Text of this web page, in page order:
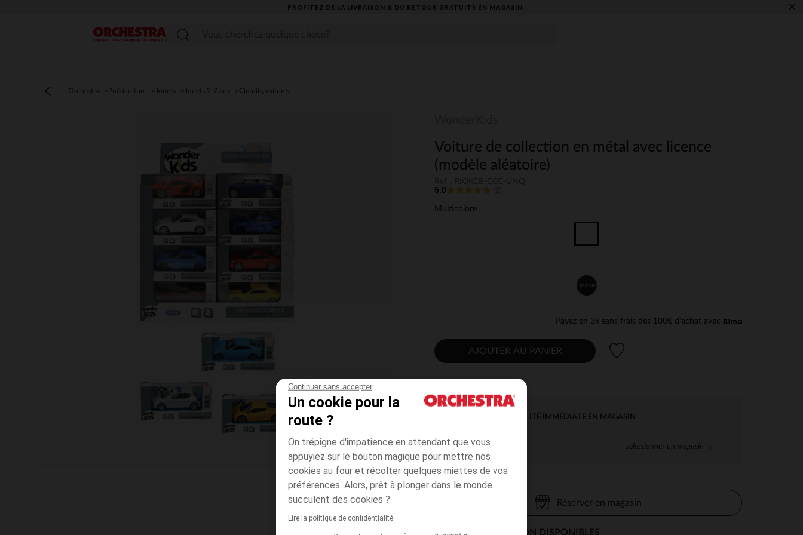
Continuer sans accepter
Un cookie pour la
route ?
On trépigne d'impatience en attendant que vous
appuyiez sur le bouton magique pour mettre nos
cookies au four et récolter quelques miettes de vos
préférences. Alors, prêt à plonger dans le monde
succulent des cookies ?
Lire la politique de confidentialité
PROFITEZ DE LA LIVRAISON & DU RETOUR GRATUITS EN MAGASIN​ ×
Menu
Orchestra Puériculture Jouets Jouets 2-7 ans Circuits,voitures
Voiture de collection en métal avec licence
(modèle aléatoire)
5.0
Multicolore
Unique
Payez en 3x sans frais dès 100€ d'achat avec
AJOUTER AU PANIER
DISPONIBILITÉ IMMÉDIATE EN MAGASIN
sélectionner un magasin →
Réserver en magasin
MODES DE LIVRAISON DISPONIBLES